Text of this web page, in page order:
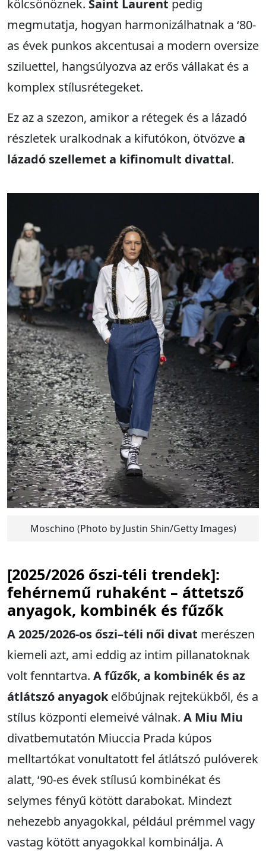
kölcsönöznek. Saint Laurent pedig
megmutatja, hogyan harmonizálhatnak a ‘80-
as évek punkos akcentusai a modern oversize
sziluettel, hangsúlyozva az erős vállakat és a
komplex stílusrétegeket.
Ez az a szezon, amikor a rétegek és a lázadó
részletek uralkodnak a kifutókon, ötvözvea
lázadó szellemet a kifinomult divattal.
Moschino (Photo by Justin Shin/Getty Images)
[2025/2026 őszi-téli trendek]:
fehérnemű ruhaként – áttetsző
anyagok, kombinék és fűzők
A 2025/2026-os őszi–téli női divat merészen
kiemeli azt, ami eddig az intim pillanatoknak
volt fenntartva. A fűzők, a kombinék és az
átlátszó anyagokelőbújnak rejtekükből, és a
stílus központi elemeivé válnak. A Miu Miu
divatbemutatón Miuccia Prada kúpos
melltartókat vonultatott fel átlátszó pulóverek
alatt, ‘90-es évek stílusú kombinékat és
selymes fényű kötött darabokat. Mindezt
nehezebb anyagokkal, például prémmel vagy
vastag kötött anyagokkal kombinálja. A